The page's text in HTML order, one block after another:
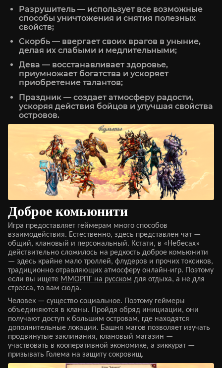
Разрушитель — использует все возможные
способы уничтожения и снятия полезных
свойств;
Скорбь — ввергает своих врагов в уныние,
делая их слабыми и медлительными;
Дева — восстанавливает здоровье,
приумножает богатства и ускоряет
приобретение талантов;
Праздник — создает атмосферу радости,
ускоряя действия бойцов и улучшая свойства
островов.
Доброе комьюнити
Игра предоставляет геймерам много способов
взаимодействия. Естественно, здесь представлен чат —
общий, клановый и персональный. Кстати, в «Небесах»
действительно сложилось на редкость доброе комьюнити
— здесь крайне мало троллей, флудеров и прочих токсиков,
традиционно отравляющих атмосферу онлайн-игр. Поэтому
если вы ищете ММОРПГ на русском для отдыха, а не для
стресса, то вам сюда.
Человек — существо социальное. Поэтому геймеры
объединяются в кланы. Пройдя обряд инициации, они
получают доступ к большим островам, где находятся
дополнительные локации. Башня магов позволяет изучать
продвинутые заклинания, клановый магазин —
участвовать в кооперативной экономике, а зиккурат —
призывать Голема на защиту сокровищ.